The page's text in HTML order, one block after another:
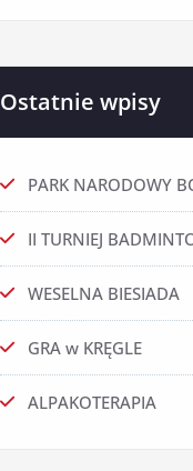
Ostatnie wpisy
PARK NARODOWY
II TURNIEJ
WESELNA BIESIADA
GRA w KRĘGLE
ALPAKOTERAPIA